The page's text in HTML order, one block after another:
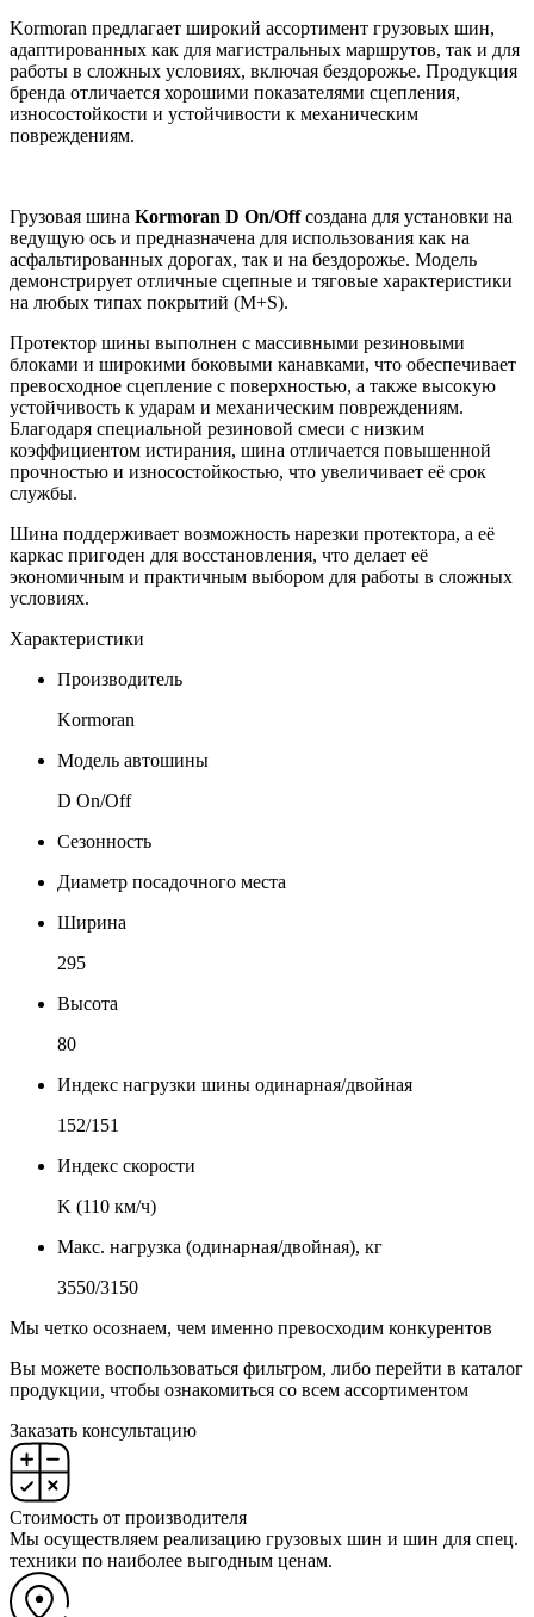
Kormoran предлагает широкий ассортимент грузовых шин,
адаптированных как для магистральных маршрутов, так и для
работы в сложных условиях, включая бездорожье. Продукция
бренда отличается хорошими показателями сцепления,
износостойкости и устойчивости к механическим
повреждениям.
Грузовая шина Kormoran D On/Offсоздана для установки на
ведущую ось и предназначена для использования как на
асфальтированных дорогах, так и на бездорожье. Модель
демонстрирует отличные сцепные и тяговые характеристики
на любых типах покрытий (M+S).
Протектор шины выполнен с массивными резиновыми
блоками и широкими боковыми канавками, что обеспечивает
превосходное сцепление с поверхностью, а также высокую
устойчивость к ударам и механическим повреждениям.
Благодаря специальной резиновой смеси с низким
коэффициентом истирания, шина отличается повышенной
прочностью и износостойкостью, что увеличивает её срок
службы.
Шина поддерживает возможность нарезки протектора, а её
каркас пригоден для восстановления, что делает её
экономичным и практичным выбором для работы в сложных
условиях.
Характеристики
Производитель
Kormoran
Модель автошины
D On/Off
Сезонность
Диаметр посадочного места
Ширина
295
Высота
80
Индекс нагрузки шины одинарная/двойная
152/151
Индекс скорости
K (110 км/ч)
Макс. нагрузка (одинарная/двойная), кг
3550/3150
Мы четко осознаем, чем именно превосходим конкурентов
Вы можете воспользоваться фильтром, либо перейти в каталог
продукции, чтобы ознакомиться со всем ассортиментом
Заказать консультацию
Стоимость от производителя
Мы осуществляем реализацию грузовых шин и шин для спец.
техники по наиболее выгодным ценам.